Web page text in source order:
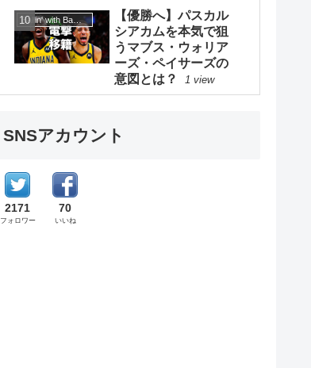
Ballin' with Bamba【ボーリンウィズバンバ】
【優勝へ】パスカル
シアカムを本気で狙
うマブス・ウォリア
ーズ・ペイサーズの
意図とは？
1 view
SNSアカウント
2171
フォロワー
70
いいね